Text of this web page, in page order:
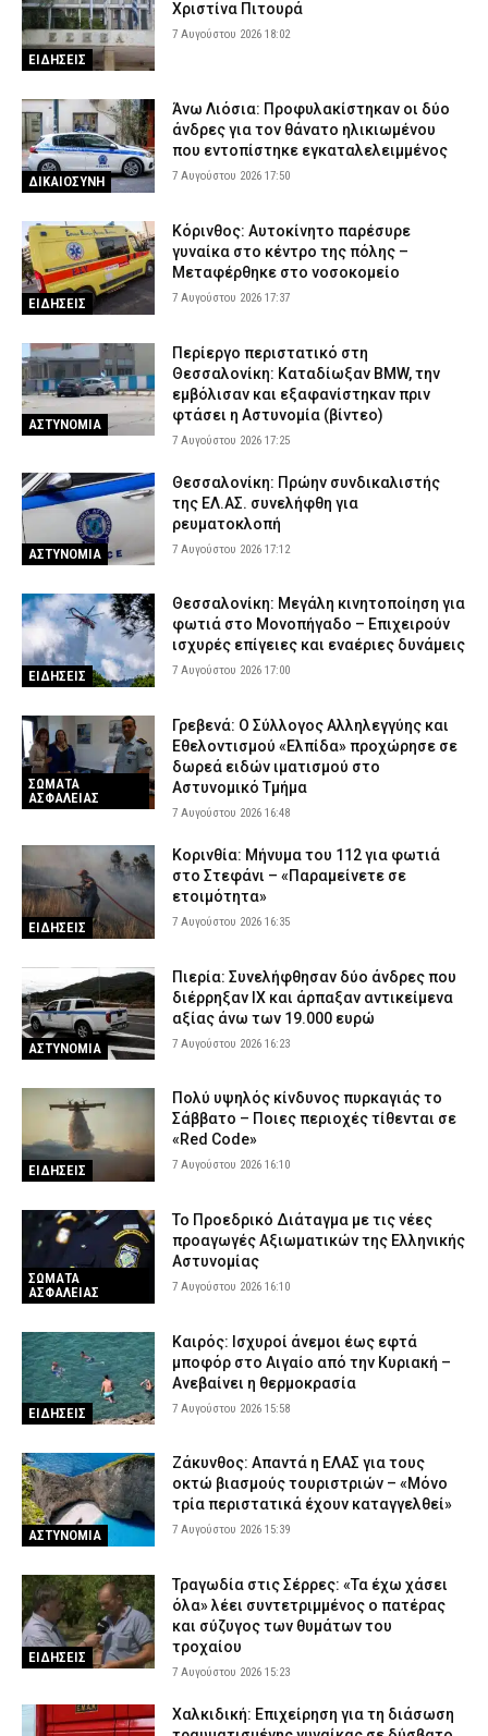
ΔΙΚΑΙΟΣΥΝΗ 7 Αυγούστου 2026 12:03
Οικογενειακή τραγωδία στις Σέρρες: Σκοτώθηκαν μητέρα και
γιος – Βίντεο-σοκ από τη στιγμή της σύγκρουσης του ΙΧ με
ΑΣΤΥΝΟΜΙΑ 7 Αυγούστου 2026 11:54
Συνελήφθη στη Γερμανία 31χρονος για δολοφονίες μελών της
Greek Mafia – Κατηγορείται και για την εκτέλεση του Ζαμπούνη
ΕΙΔΗΣΕΙΣ
Χριστίνα Πιτουρά
7 Αυγούστου 2026 18:02
ΔΙΚΑΙΟΣΥΝΗ
Άνω Λιόσια: Προφυλακίστηκαν οι δύο
άνδρες για τον θάνατο ηλικιωμένου
που εντοπίστηκε εγκαταλελειμμένος
7 Αυγούστου 2026 17:50
ΕΙΔΗΣΕΙΣ
Κόρινθος: Αυτοκίνητο παρέσυρε
γυναίκα στο κέντρο της πόλης –
Μεταφέρθηκε στο νοσοκομείο
7 Αυγούστου 2026 17:37
ΑΣΤΥΝΟΜΙΑ
Περίεργο περιστατικό στη
Θεσσαλονίκη: Καταδίωξαν BMW, την
εμβόλισαν και εξαφανίστηκαν πριν
φτάσει η Αστυνομία (βίντεο)
7 Αυγούστου 2026 17:25
ΑΣΤΥΝΟΜΙΑ
Θεσσαλονίκη: Πρώην συνδικαλιστής
της ΕΛ.ΑΣ. συνελήφθη για
ρευματοκλοπή
7 Αυγούστου 2026 17:12
ΕΙΔΗΣΕΙΣ
Θεσσαλονίκη: Μεγάλη κινητοποίηση για
φωτιά στο Μονοπήγαδο – Επιχειρούν
ισχυρές επίγειες και εναέριες δυνάμεις
7 Αυγούστου 2026 17:00
ΣΩΜΑΤΑ
ΑΣΦΑΛΕΙΑΣ
Γρεβενά: Ο Σύλλογος Αλληλεγγύης και
Εθελοντισμού «Ελπίδα» προχώρησε σε
δωρεά ειδών ιματισμού στο
Αστυνομικό Τμήμα
7 Αυγούστου 2026 16:48
ΕΙΔΗΣΕΙΣ
Κορινθία: Μήνυμα του 112 για φωτιά
στο Στεφάνι – «Παραμείνετε σε
ετοιμότητα»
7 Αυγούστου 2026 16:35
ΑΣΤΥΝΟΜΙΑ
Πιερία: Συνελήφθησαν δύο άνδρες που
διέρρηξαν ΙΧ και άρπαξαν αντικείμενα
αξίας άνω των 19.000 ευρώ
7 Αυγούστου 2026 16:23
ΕΙΔΗΣΕΙΣ
Πολύ υψηλός κίνδυνος πυρκαγιάς το
Σάββατο – Ποιες περιοχές τίθενται σε
«Red Code»
7 Αυγούστου 2026 16:10
ΣΩΜΑΤΑ
ΑΣΦΑΛΕΙΑΣ
Το Προεδρικό Διάταγμα με τις νέες
προαγωγές Αξιωματικών της Ελληνικής
Αστυνομίας
7 Αυγούστου 2026 16:10
ΕΙΔΗΣΕΙΣ
Καιρός: Ισχυροί άνεμοι έως εφτά
μποφόρ στο Αιγαίο από την Κυριακή –
Ανεβαίνει η θερμοκρασία
7 Αυγούστου 2026 15:58
ΑΣΤΥΝΟΜΙΑ
Ζάκυνθος: Απαντά η ΕΛΑΣ για τους
οκτώ βιασμούς τουριστριών – «Μόνο
τρία περιστατικά έχουν καταγγελθεί»
7 Αυγούστου 2026 15:39
ΕΙΔΗΣΕΙΣ
Τραγωδία στις Σέρρες: «Τα έχω χάσει
όλα» λέει συντετριμμένος ο πατέρας
και σύζυγος των θυμάτων του
τροχαίου
7 Αυγούστου 2026 15:23
Χαλκιδική: Επιχείρηση για τη διάσωση